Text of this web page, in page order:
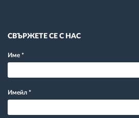
СВЪРЖЕТЕ СЕ С НАС
Име *
Имейл *